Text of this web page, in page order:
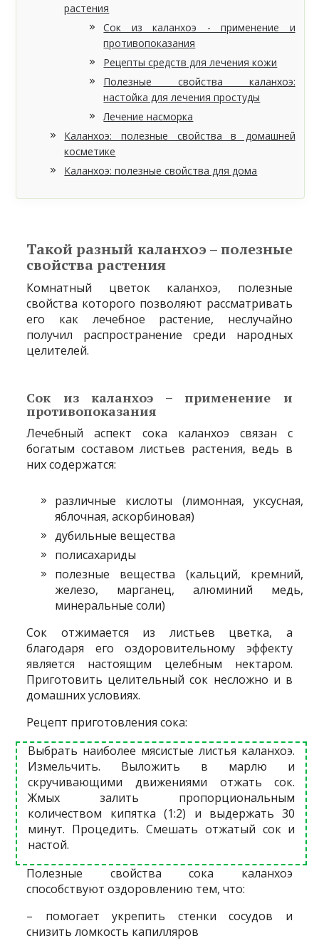
растения
Сок из каланхоэ - применение и
противопоказания
Рецепты средств для лечения кожи
Полезные свойства каланхоэ:
настойка для лечения простуды
Лечение насморка
Каланхоэ: полезные свойства в домашней
косметике
Каланхоэ: полезные свойства для дома
Такой разный каланхоэ – полезные
свойства растения
Комнатный цветок каланхоэ, полезные
свойства которого позволяют рассматривать
его как лечебное растение, неслучайно
получил распространение среди народных
целителей.
Сок из каланхоэ – применение и
противопоказания
Лечебный аспект сока каланхоэ связан с
богатым составом листьев растения, ведь в
них содержатся:
различные кислоты (лимонная, уксусная,
яблочная, аскорбиновая)
дубильные вещества
полисахариды
полезные вещества (кальций, кремний,
железо, марганец, алюминий медь,
минеральные соли)
Сок отжимается из листьев цветка, а
благодаря его оздоровительному эффекту
является настоящим целебным нектаром.
Приготовить целительный сок несложно и в
домашних условиях.
Рецепт приготовления сока:
Выбрать наиболее мясистые листья каланхоэ.
Измельчить. Выложить в марлю и
скручивающими движениями отжать сок.
Жмых залить пропорциональным
количеством кипятка (1:2) и выдержать 30
минут. Процедить. Смешать отжатый сок и
настой.
Полезные свойства сока каланхоэ
способствуют оздоровлению тем, что:
– помогает укрепить стенки сосудов и
снизить ломкость капилляров